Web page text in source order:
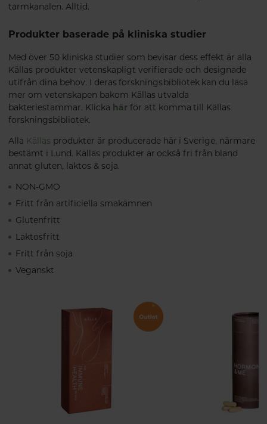
tarmkanalen. Alltid.
Produkter baserade på kliniska studier
Med över 50 kliniska studier som bevisar dess effekt är alla
Källas produkter vetenskapligt verifierade och designade
utifrån dina behov. I deras forskningsbibliotek kan du läsa
mer om vetenskapen bakom Källas utvalda
bakteriestammar. Klicka härför att komma till Källas
forskningsbibliotek.
Alla Källas produkter är producerade här i Sverige, närmare
bestämt i Lund. Källas produkter är också fri från bland
annat gluten, laktos & soja.
NON-GMO
Fritt från artificiella smakämnen
Glutenfritt
Laktosfritt
Fritt från soja
Veganskt